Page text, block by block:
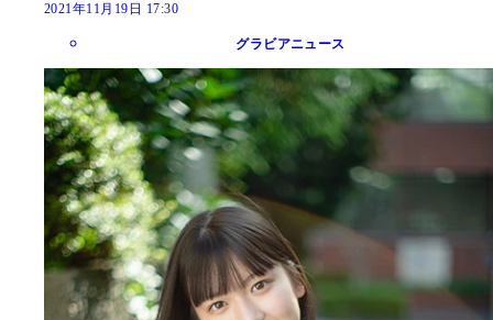
2021年11月19日 17:30
グラビアニュース